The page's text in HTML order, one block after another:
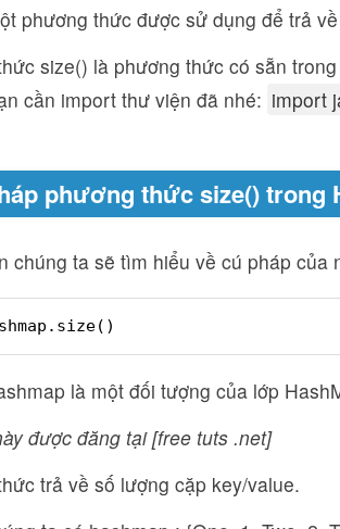
phương thức được sử dụng để trả
size() là phương thức có sẵn
cần import thư viện đã nhé: import
phương thức size() trong
chúng ta sẽ tìm hiểu về cú pháp của
là một đối tượng của lớp
được đăng tại [free tuts .net]
trả về số lượng cặp key/value.